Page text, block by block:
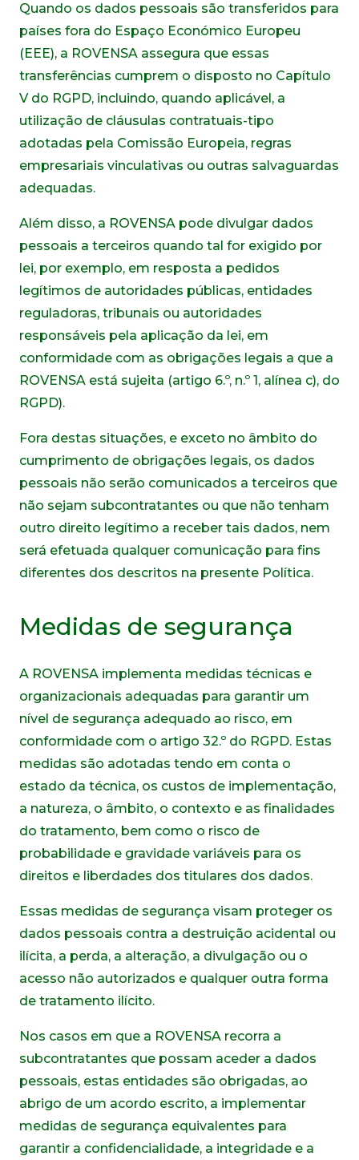
Quando os dados pessoais são transferidos para
países fora do Espaço Económico Europeu
(EEE), a ROVENSA assegura que essas
transferências cumprem o disposto no Capítulo
V do RGPD, incluindo, quando aplicável, a
utilização de cláusulas contratuais-tipo
adotadas pela Comissão Europeia, regras
empresariais vinculativas ou outras salvaguardas
adequadas.
Além disso, a ROVENSA pode divulgar dados
pessoais a terceiros quando tal for exigido por
lei, por exemplo, em resposta a pedidos
legítimos de autoridades públicas, entidades
reguladoras, tribunais ou autoridades
responsáveis pela aplicação da lei, em
conformidade com as obrigações legais a que a
ROVENSA está sujeita (artigo 6.º, n.º 1, alínea c), do
RGPD).
Fora destas situações, e exceto no âmbito do
cumprimento de obrigações legais, os dados
pessoais não serão comunicados a terceiros que
não sejam subcontratantes ou que não tenham
outro direito legítimo a receber tais dados, nem
será efetuada qualquer comunicação para fins
diferentes dos descritos na presente Política.
Medidas de segurança
A ROVENSA implementa medidas técnicas e
organizacionais adequadas para garantir um
nível de segurança adequado ao risco, em
conformidade com o artigo 32.º do RGPD. Estas
medidas são adotadas tendo em conta o
estado da técnica, os custos de implementação,
a natureza, o âmbito, o contexto e as finalidades
do tratamento, bem como o risco de
probabilidade e gravidade variáveis para os
direitos e liberdades dos titulares dos dados.
Essas medidas de segurança visam proteger os
dados pessoais contra a destruição acidental ou
ilícita, a perda, a alteração, a divulgação ou o
acesso não autorizados e qualquer outra forma
de tratamento ilícito.
Nos casos em que a ROVENSA recorra a
subcontratantes que possam aceder a dados
pessoais, estas entidades são obrigadas, ao
abrigo de um acordo escrito, a implementar
medidas de segurança equivalentes para
garantir a confidencialidade, a integridade e a